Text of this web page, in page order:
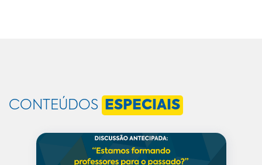
CONTEÚDOS ESPECIAIS